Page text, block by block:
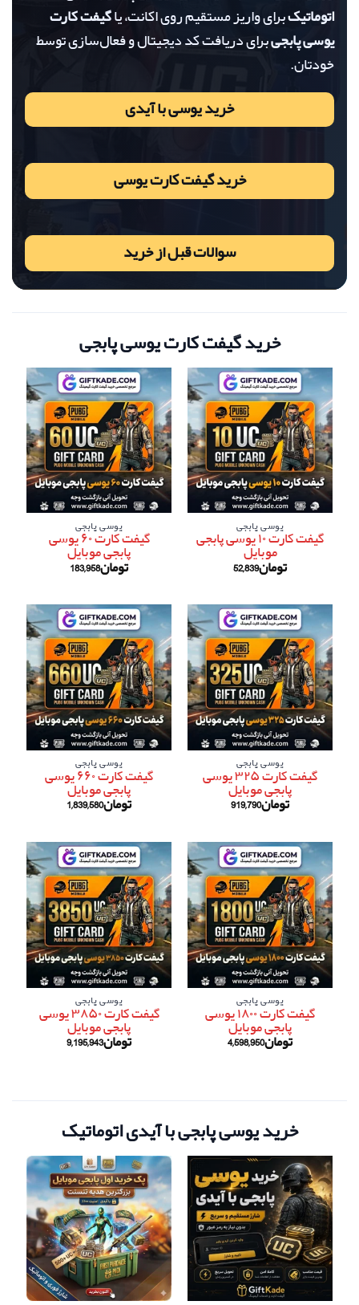
اتوماتیکبرای واریز مستقیم روی اکانت، یاگیفت کارت
یوسی پابجیبرای دریافت کد دیجیتال و فعال‌سازی توسط
خودتان.
خرید یوسی با آیدی
خرید گیفت کارت یوسی
سوالات قبل از خرید
خرید گیفت کارت یوسی پابجی
یوسی پابجی
گیفت کارت ۱۰ یوسی پابجی
موبایل
تومان52,839
یوسی پابجی
گیفت کارت ۶۰ یوسی
پابجی موبایل
تومان183,958
یوسی پابجی
گیفت کارت ۳۲۵ یوسی
پابجی موبایل
تومان919,790
یوسی پابجی
گیفت کارت ۶۶۰ یوسی
پابجی موبایل
تومان1,839,580
یوسی پابجی
گیفت کارت ۱۸۰۰ یوسی
پابجی موبایل
تومان4,598,950
یوسی پابجی
گیفت کارت ۳۸۵۰ یوسی
پابجی موبایل
تومان9,195,943
خرید یوسی پابجی با آیدی اتوماتیک